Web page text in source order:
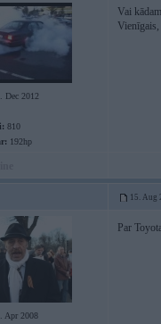
Dec 2012
810
192hp
Vai
15. Aug
Apr 2008
Par